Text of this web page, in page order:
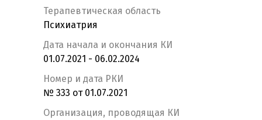
Терапевтическая область
Психиатрия
Дата начала и окончания КИ
01.07.2021 - 06.02.2024
Номер и дата РКИ
№ 333 от 01.07.2021
Организация, проводящая КИ